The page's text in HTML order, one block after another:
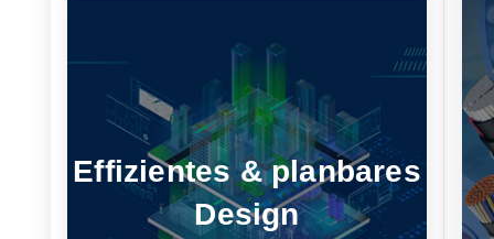
Effizientes & planbares
Design
Vorlagen ermöglichen die Nutzung von
Referenzdesigns und machen die
Planung von Rechenzentren effizienter
und planbarer.
Konnektivitätsprüfungen mit